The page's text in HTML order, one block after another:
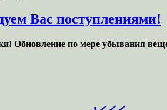
Вас поступлениями!
Обновление по мере убывания